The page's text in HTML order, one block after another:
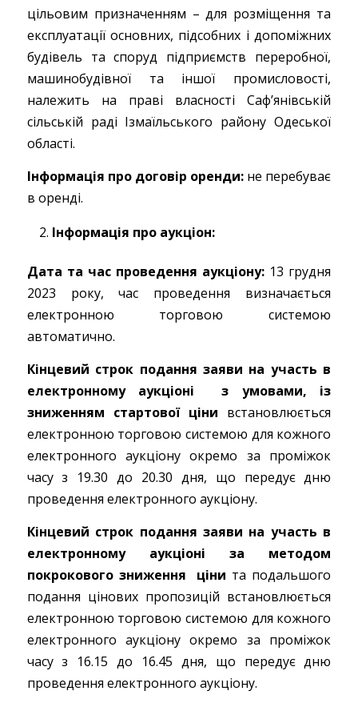
цільовим призначенням – для розміщення та
експлуатації основних, підсобних і допоміжних
будівель та споруд підприємств переробної,
машинобудівної та іншої промисловості,
належить на праві власності Саф’янівській
сільській раді Ізмаїльського району Одеської
області.
Інформація про договір оренди: не перебуває
в оренді.
Інформація про аукціон:
Дата та час проведення аукціону: 13 грудня
2023 року, час проведення визначається
електронною торговою системою
автоматично.
Кінцевий строк подання заяви на участь в
електронному аукціоні з умовами, із
зниженням стартової ціни встановлюється
електронною торговою системою для кожного
електронного аукціону окремо за проміжок
часу з 19.30 до 20.30 дня, що передує дню
проведення електронного аукціону.
Кінцевий строк подання заяви на участь в
електронному аукціоні за методом
покрокового зниження ціни та подальшого
подання цінових пропозицій встановлюється
електронною торговою системою для кожного
електронного аукціону окремо за проміжок
часу з 16.15 до 16.45 дня, що передує дню
проведення електронного аукціону.